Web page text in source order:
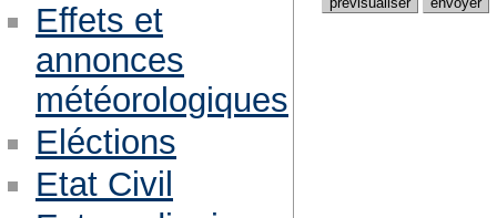
Effets et
annonces
météorologiques
Eléctions
Etat Civil